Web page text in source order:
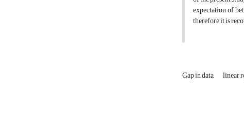
expectation of
therefore it is
Gap in data linear